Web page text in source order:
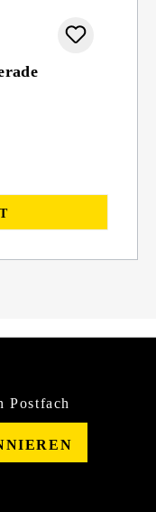
Postfach